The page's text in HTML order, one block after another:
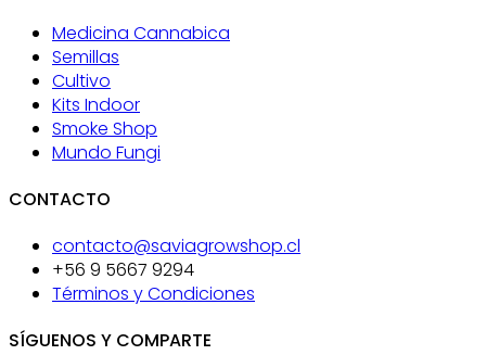
Medicina Cannabica
Semillas
Cultivo
Kits Indoor
Smoke Shop
Mundo Fungi
CONTACTO
contacto@saviagrowshop.cl
+56 9 5667 9294
Términos y Condiciones
SÍGUENOS Y COMPARTE